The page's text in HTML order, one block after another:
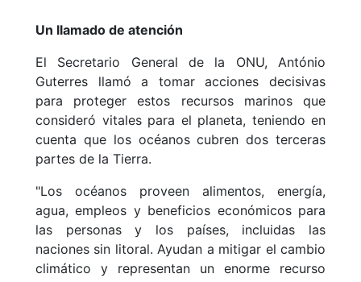
Un llamado de atención
El Secretario General de la ONU, António
Guterres llamó a tomar acciones decisivas
para proteger estos recursos marinos que
consideró vitales para el planeta, teniendo en
cuenta que los océanos cubren dos terceras
partes de la Tierra.
"Los océanos proveen alimentos, energía,
agua, empleos y beneficios económicos para
las personas y los países, incluidas las
naciones sin litoral. Ayudan a mitigar el cambio
climático y representan un enorme recurso